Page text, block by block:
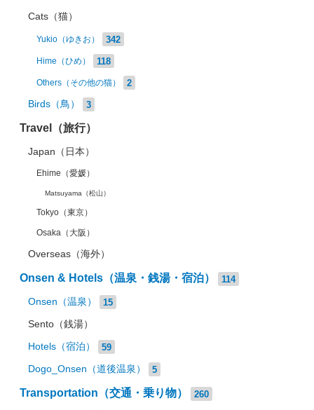
Cats（猫）
Yukio（ゆきお） 342
Hime（ひめ） 118
Others（その他の猫） 2
Birds（鳥） 3
Travel（旅行）
Japan（日本）
Ehime（愛媛）
Matsuyama（松山）
Tokyo（東京）
Osaka（大阪）
Overseas（海外）
Onsen & Hotels（温泉・銭湯・宿泊） 114
Onsen（温泉） 15
Sento（銭湯）
Hotels（宿泊） 59
Dogo_Onsen（道後温泉） 5
Transportation（交通・乗り物） 260